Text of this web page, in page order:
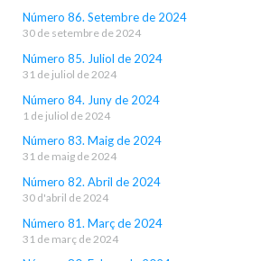
Número 86. Setembre de 2024
30 de setembre de 2024
Número 85. Juliol de 2024
31 de juliol de 2024
Número 84. Juny de 2024
1 de juliol de 2024
Número 83. Maig de 2024
31 de maig de 2024
Número 82. Abril de 2024
30 d'abril de 2024
Número 81. Març de 2024
31 de març de 2024